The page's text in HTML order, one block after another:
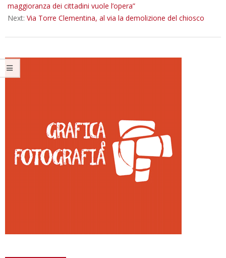
maggioranza dei cittadini vuole l’opera”
Next: Via Torre Clementina, al via la demolizione del chiosco